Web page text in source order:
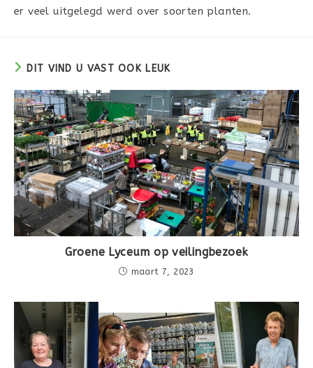
er veel uitgelegd werd over soorten planten.
DIT VIND U VAST OOK LEUK
Groene Lyceum op veilingbezoek
maart 7, 2023